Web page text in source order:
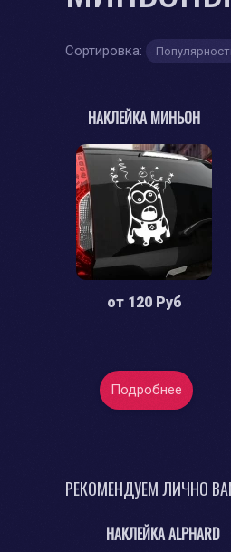
Сортировка:
НАКЛЕЙКА МИНЬОН
от 120 Руб
Подробнее
РЕКОМЕНДУЕМ ЛИЧНО
НАКЛЕЙКА ALPHARD